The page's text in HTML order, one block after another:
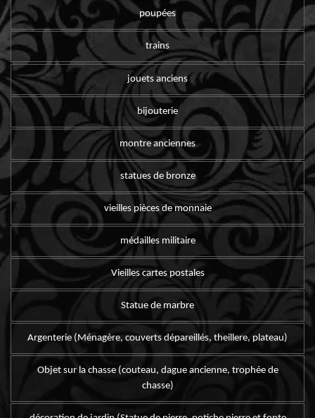
poupées
trains
jouets anciens
bijouterie
montre anciennes
statues de bronze
vieilles pièces de monnaie
médailles militaire
Vieilles cartes postales
Statue de marbre
Argenterie (Ménagère, couverts dépareillés, theillere, plateau)
Objet sur la chasse (couteau, dague ancienne, trophée de
chasse)